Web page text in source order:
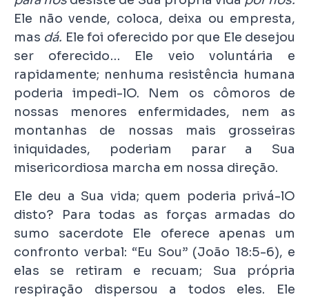
Ele não vende, coloca, deixa ou empresta,
mas dá. Ele foi oferecido por que Ele desejou
ser oferecido… Ele veio voluntária e
rapidamente; nenhuma resistência humana
poderia impedi-lO. Nem os cômoros de
nossas menores enfermidades, nem as
montanhas de nossas mais grosseiras
iniquidades, poderiam parar a Sua
misericordiosa marcha em nossa direção.
Ele deu a Sua vida; quem poderia privá-lO
disto? Para todas as forças armadas do
sumo sacerdote Ele oferece apenas um
confronto verbal: “Eu Sou” (João 18:5-6), e
elas se retiram e recuam; Sua própria
respiração dispersou a todos eles. Ele